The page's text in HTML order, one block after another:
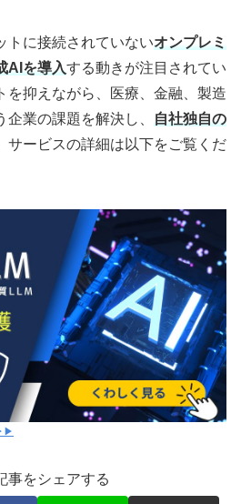
トに接続されていないオンプレミ
AIを導入する動きが注目されてい
を抑えながら、医療、金融、製造
業の課題を解決し、
自社独自の
サービスの詳細は以下をご覧くだ
事をシェアする